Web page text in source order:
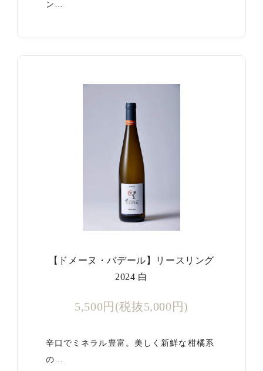
ン…
【ドメーヌ・バデール】リースリング
2024 白
5,500円(税抜5,000円)
辛口でミネラル豊富。美しく新鮮な柑橘系
の…